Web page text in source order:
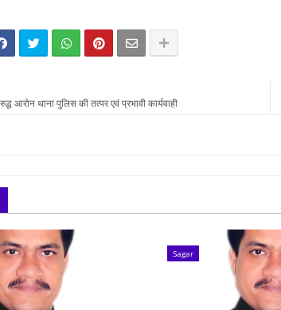
आरोन थाना पुलिस की तत्पर एवं प्रभावी कार्यवाही
Sagar